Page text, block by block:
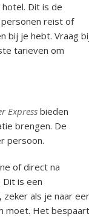
Dit is de
reist of
bij je hebt. Vraag
tarieven om
Expressbieden
brengen. De
persoon.
of direct na
Dit is een
als je naar
moet. Het bespaart